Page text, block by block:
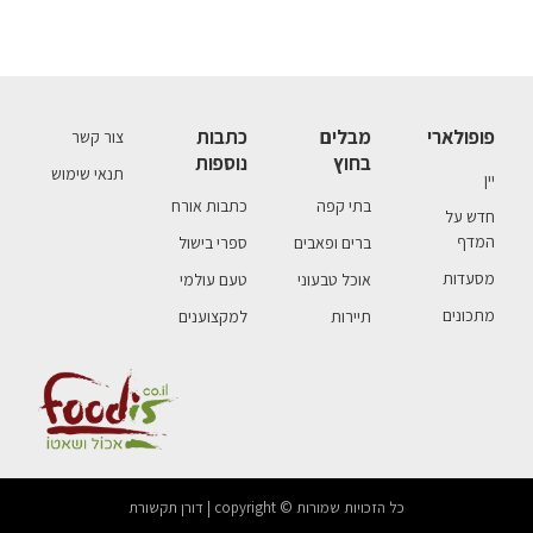
פופולארי
יין
חדש על
המדף
מסעדות
מתכונים
מבלים
בחוץ
בתי קפה
ברים ופאבים
אוכל טבעוני
תיירות
כתבות
נוספות
כתבות אורח
ספרי בישול
טעם עולמי
למקצוענים
צור קשר
תנאי שימוש
כל הזכויות שמורות © copyright | דורן תקשורת